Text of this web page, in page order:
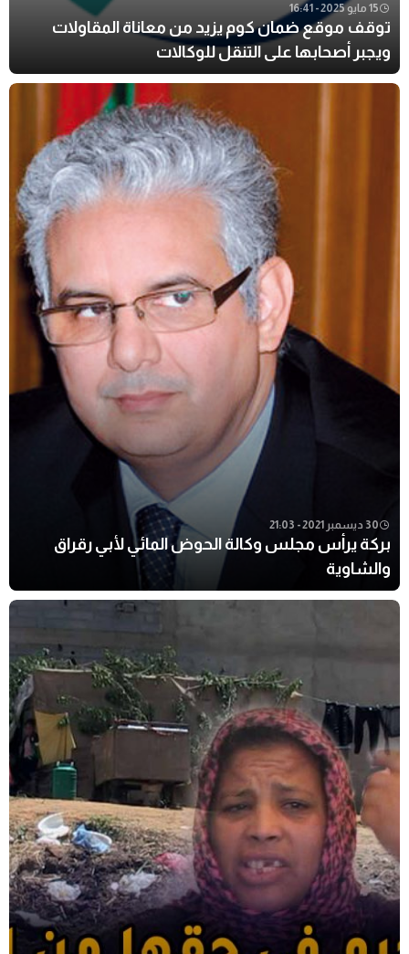
15 مايو 2025 - 16:41
توقف موقع ضمان كوم يزيد من معاناة المقاولات
ويجبر أصحابها على التنقل للوكالات
30 ديسمبر 2021 - 21:03
بركة يرأس مجلس وكالة الحوض المائي لأبي رقراق
والشاوية